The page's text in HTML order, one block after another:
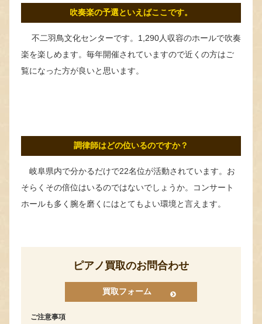
吹奏楽の予選といえばここです。
不二羽鳥文化センターです。1,290人収容のホールで吹奏
楽を楽しめます。毎年開催されていますので近くの方はご
覧になった方が良いと思います。
調律師はどの位いるのですか？
岐阜県内で分かるだけで22名位が活動されています。お
そらくその倍位はいるのではないでしょうか。コンサート
ホールも多く腕を磨くにはとてもよい環境と言えます。
ピアノ買取のお問合わせ
買取フォーム
ご注意事項